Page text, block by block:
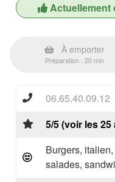
Actuellement
À emporter
Préparation : 20 min
06.65.40.09.12
5/5 (voir les 25
Burgers,
salades,